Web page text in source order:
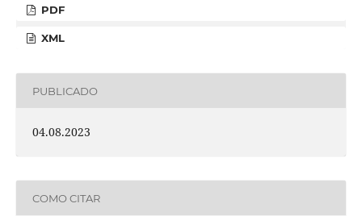
PDF
XML
PUBLICADO
04.08.2023
COMO CITAR